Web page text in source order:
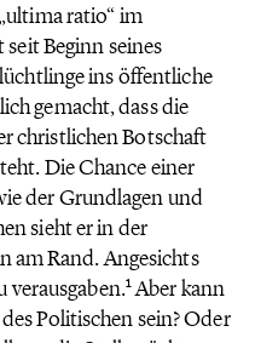
ratio“ im
Beginn seines
ins öffentliche
gemacht, dass die
christlichen Botschaft
Die Chance einer
der Grundlagen und
sieht er in der
am Rand. Angesichts
verausgaben.1Aber kann
Politischen sein? Oder